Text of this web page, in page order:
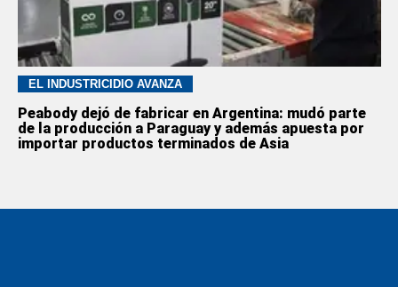
EL INDUSTRICIDIO AVANZA
Peabody dejó de fabricar en Argentina: mudó parte
de la producción a Paraguay y además apuesta por
importar productos terminados de Asia